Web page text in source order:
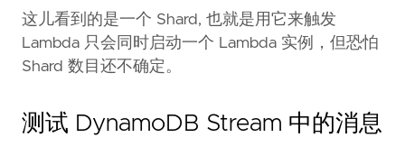
这儿看到的是一个 Shard, 也就是用它来触发
Lambda 只会同时启动一个 Lambda 实例，但恐怕
Shard 数目还不确定。
测试 DynamoDB Stream 中的消息